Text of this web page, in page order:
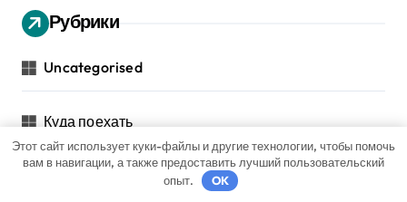
Рубрики
Uncategorised
Куда поехать
Этот сайт использует куки-файлы и другие технологии, чтобы помочь
вам в навигации, а также предоставить лучший пользовательский
опыт.
OK